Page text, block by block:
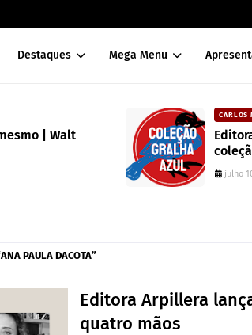
Destaques Mega Menu
Editora Toma Aí Um Poema lança
coleção para valorizar literatura
ANA PAULA DACOTA
Editora Arpillera
quatro mãos